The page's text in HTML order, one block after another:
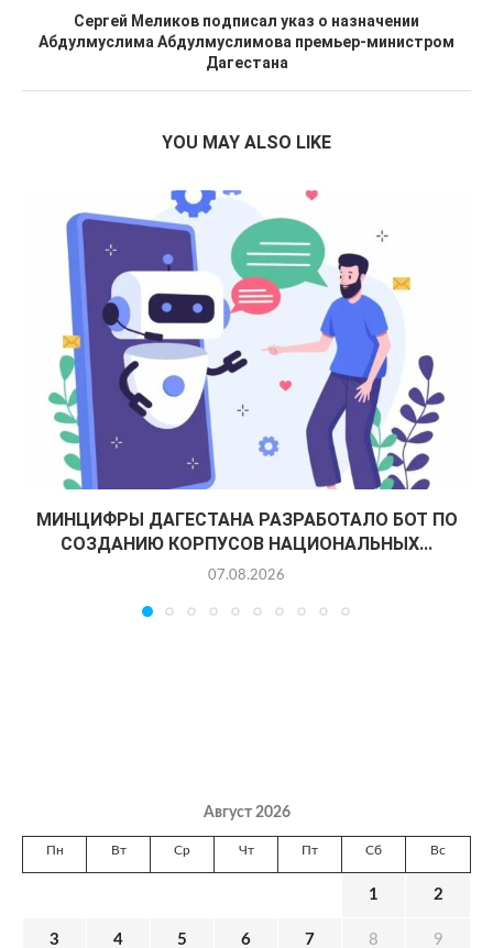
Сергей Меликов подписал указ о назначении
Абдулмуслима Абдулмуслимова премьер-министром
Дагестана
YOU MAY ALSO LIKE
МИНЦИФРЫ ДАГЕСТАНА РАЗРАБОТАЛО БОТ ПО
СОЗДАНИЮ КОРПУСОВ НАЦИОНАЛЬНЫХ...
07.08.2026
Август 2026
Пн Вт Ср Чт Пт Сб Вс
1 2
3 4 5 6 7 8 9